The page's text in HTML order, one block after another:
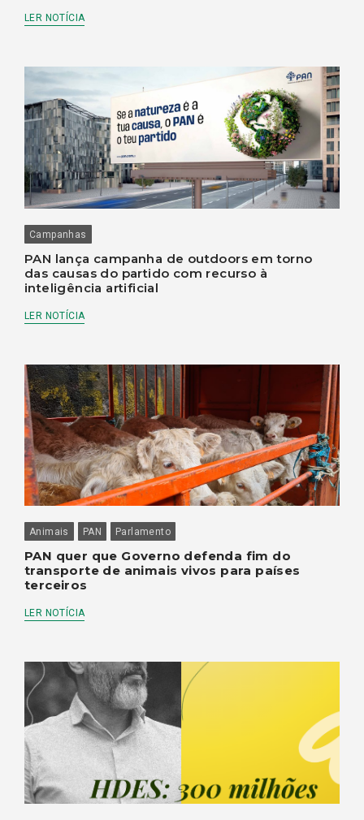
LER NOTÍCIA
Campanhas
PAN lança campanha de outdoors em torno
das causas do partido com recurso à
inteligência artificial
LER NOTÍCIA
Animais PAN Parlamento
PAN quer que Governo defenda fim do
transporte de animais vivos para países
terceiros
LER NOTÍCIA